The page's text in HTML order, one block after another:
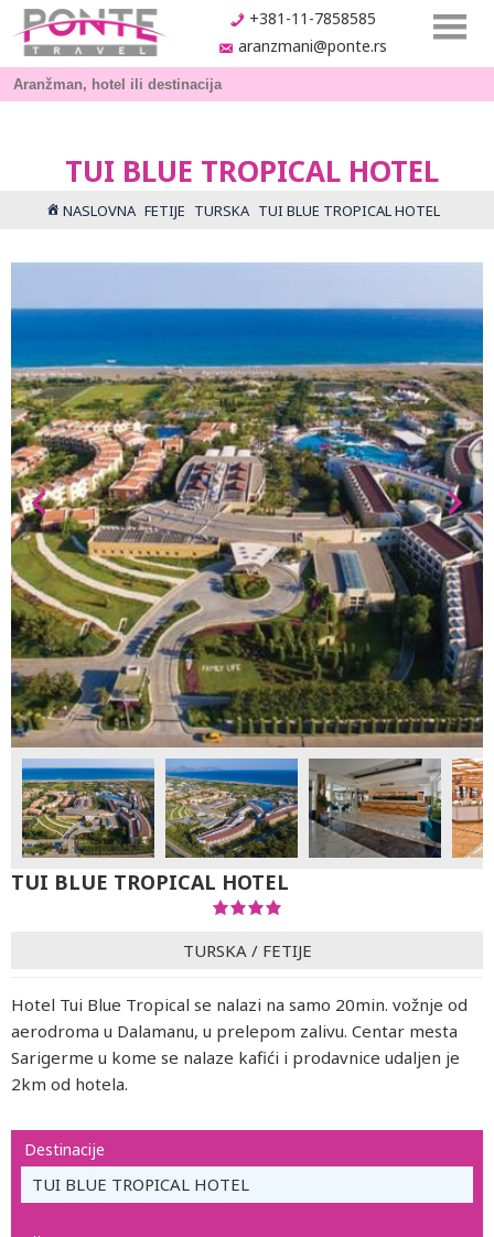
+381-11-7858585
aranzmani@ponte.rs
TUI BLUE TROPICAL HOTEL
NASLOVNA FETIJE TURSKA TUI BLUE TROPICAL HOTEL
TUI BLUE TROPICAL HOTEL
TURSKA / FETIJE
Hotel Tui Blue Tropical se nalazi na samo 20min. vožnje od
aerodroma u Dalamanu, u prelepom zalivu. Centar mesta
Sarigerme u kome se nalaze kafići i prodavnice udaljen je
2km od hotela.
Destinacije
TUI BLUE TROPICAL HOTEL